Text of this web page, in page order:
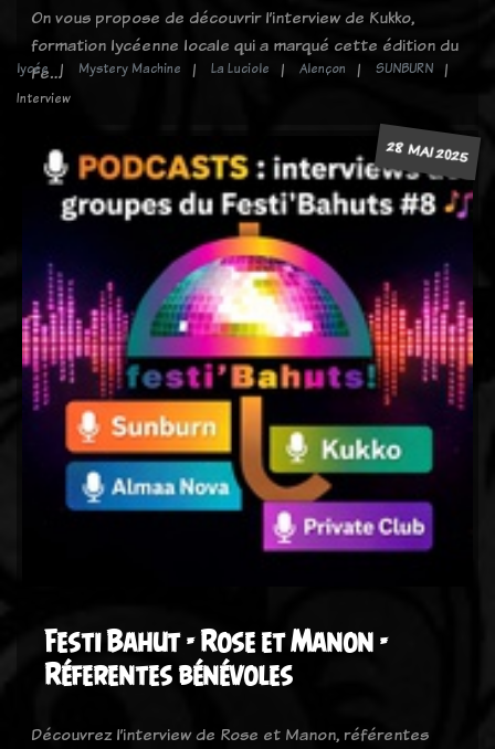
On vous propose de découvrir l’interview de Kukko,
formation lycéenne locale qui a marqué cette édition du
Fe…
lycée Mystery Machine La Luciole Alençon
SUNBURN
Interview
28 MAI 2025
Festi Bahut - Rose et Manon -
Réferentes bénévoles
Découvrez l’interview de Rose et Manon, référentes